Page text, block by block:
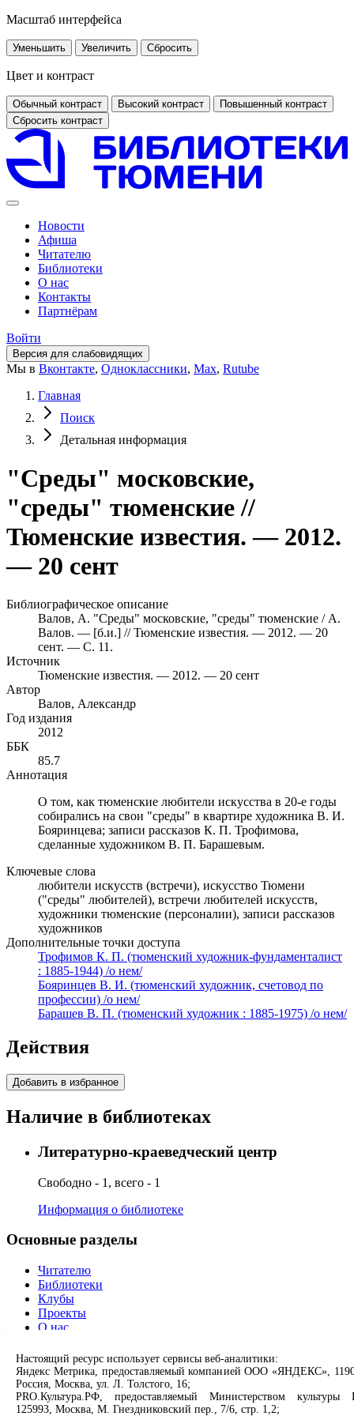
Масштаб интерфейса
Уменьшить Увеличить Сбросить
Цвет и контраст
Обычный контраст Высокий контраст
Повышенный контраст
Сбросить контраст
Новости
Афиша
Читателю
Библиотеки
О нас
Контакты
Партнёрам
Войти
Версия для слабовидящих
Мы в Вконтакте, Одноклассники, Max, Rutube
Главная
Поиск
Детальная информация
"Среды" московские,
"среды" тюменские //
Тюменские известия. — 2012.
— 20 сент
Библиографическое описание
Валов, А. "Среды" московские, "среды" тюменские / А.
Валов. — [б.и.] // Тюменские известия. — 2012. — 20
сент. — С. 11.
Источник
Тюменские известия. — 2012. — 20 сент
Автор
Валов, Александр
Год издания
2012
ББК
85.7
Аннотация
О том, как тюменские любители искусства в 20-е годы
собирались на свои "среды" в квартире художника В. И.
Бояринцева; записи рассказов К. П. Трофимова,
сделанные художником В. П. Барашевым.
Ключевые слова
любители искусств (встречи), искусство Тюмени
("среды" любителей), встречи любителей искусств,
художники тюменские (персоналии), записи рассказов
художников
Дополнительные точки доступа
Трофимов К. П. (тюменский художник-фундаменталист
: 1885-1944) /о нем/
Бояринцев В. И. (тюменский художник, счетовод по
профессии) /о нем/
Барашев В. П. (тюменский художник : 1885-1975) /о нем/
Действия
Добавить в избранное
Наличие в библиотеках
Литературно-краеведческий центр
Свободно - 1, всего - 1
Информация о библиотеке
Основные разделы
Читателю
Библиотеки
Клубы
Проекты
О нас
Сервисы
Продлить книгу
Настоящий ресурс использует сервисы веб-аналитики:
Яндекс Метрика, предоставляемый компанией ООО «ЯНДЕКС»,
Россия, Москва, ул. Л. Толстого, 16;
PRO.Культура.РФ, предоставляемый Министерством культуры
125993, Москва, М. Гнездниковский пер., 7/6, стр. 1,2;